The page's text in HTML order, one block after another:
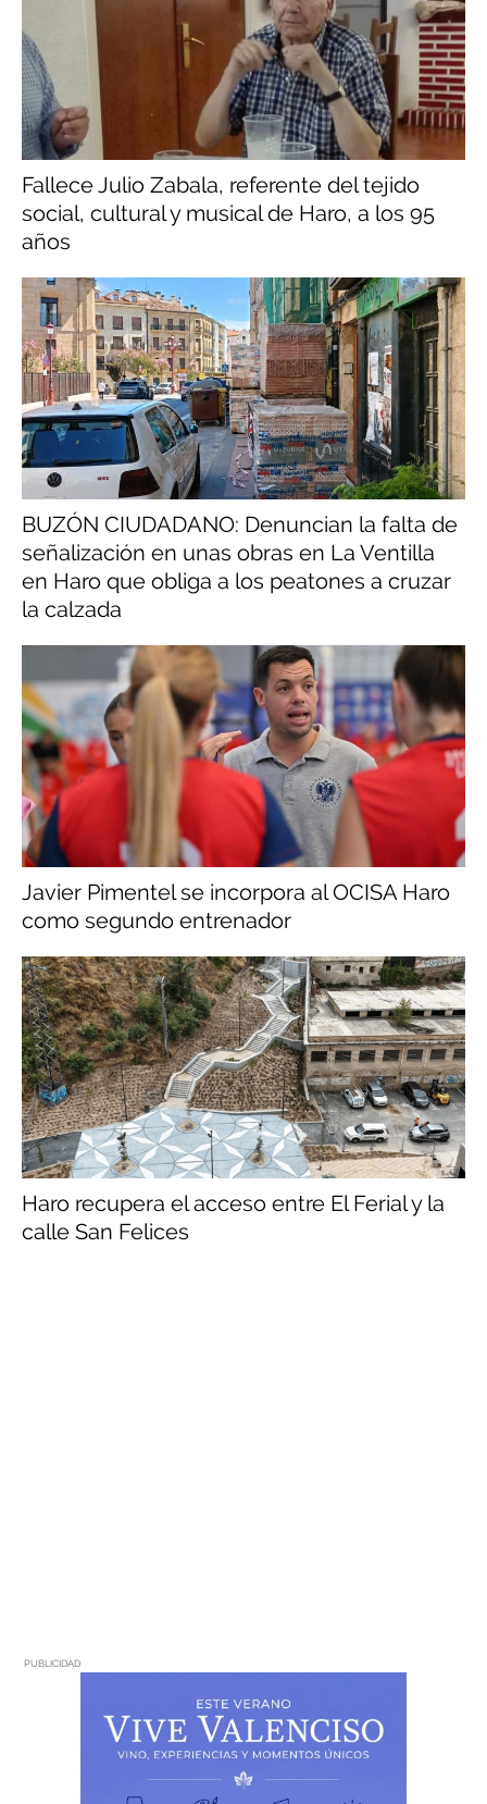
Fallece Julio Zabala, referente del tejido
social, cultural y musical de Haro, a los 95
años
BUZÓN CIUDADANO: Denuncian la falta de
señalización en unas obras en La Ventilla
en Haro que obliga a los peatones a cruzar
la calzada
Javier Pimentel se incorpora al OCISA Haro
como segundo entrenador
Haro recupera el acceso entre El Ferial y la
calle San Felices
PUBLICIDAD